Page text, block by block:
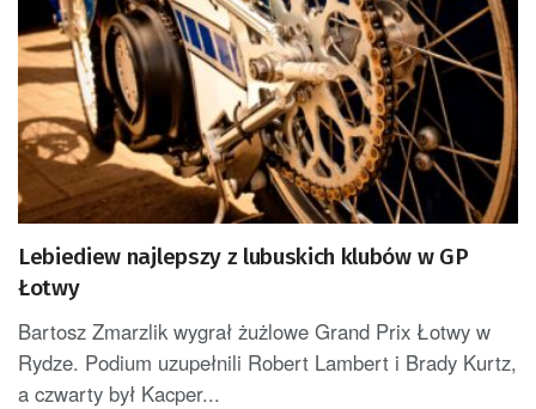
Lebiediew najlepszy z lubuskich klubów w GP
Łotwy
Bartosz Zmarzlik wygrał żużlowe Grand Prix Łotwy w
Rydze. Podium uzupełnili Robert Lambert i Brady Kurtz,
a czwarty był Kacper...